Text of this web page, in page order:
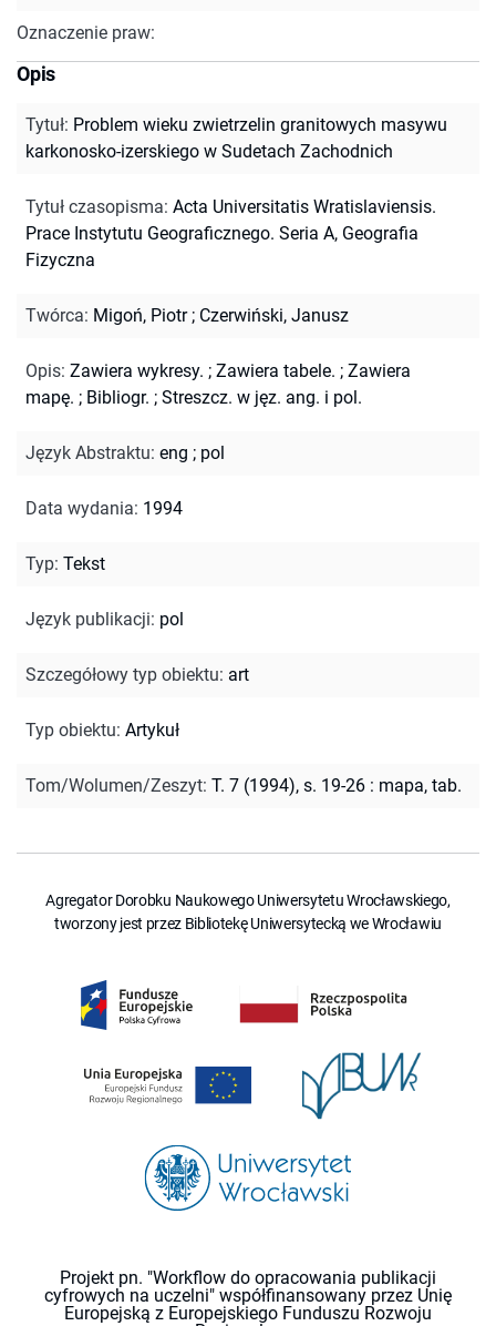
Oznaczenie praw:
Opis
Tytuł: Problem wieku zwietrzelin granitowych masywu
karkonosko-izerskiego w Sudetach Zachodnich
Tytuł czasopisma: Acta Universitatis Wratislaviensis.
Prace Instytutu Geograficznego. Seria A, Geografia
Fizyczna
Twórca: Migoń, Piotr; Czerwiński, Janusz
Opis: Zawiera wykresy. ; Zawiera tabele. ; Zawiera
mapę. ; Bibliogr. ; Streszcz. w jęz. ang. i pol.
Język Abstraktu: eng ; pol
Data wydania: 1994
Typ: Tekst
Język publikacji: pol
Szczegółowy typ obiektu: art
Typ obiektu: Artykuł
Tom/Wolumen/Zeszyt: T. 7 (1994), s. 19-26 : mapa, tab.
Agregator Dorobku Naukowego Uniwersytetu Wrocławskiego,
tworzony jest przez Bibliotekę Uniwersytecką we Wrocławiu
Projekt pn. "Workflow do opracowania publikacji
cyfrowych na uczelni" współfinansowany przez Unię
Europejską z Europejskiego Funduszu Rozwoju